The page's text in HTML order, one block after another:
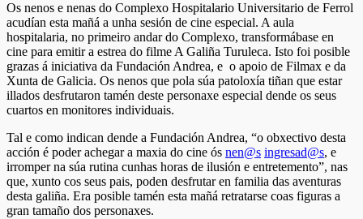
Os nenos e nenas do Complexo Hospitalario Universitario de Ferrol
acudían esta mañá a unha sesión de cine especial. A aula
hospitalaria, no primeiro andar do Complexo, transformábase en
cine para emitir a estrea do filme A Galiña Turuleca. Isto foi posible
grazas á iniciativa da Fundación Andrea, e o apoio de Filmax e da
Xunta de Galicia. Os nenos que pola súa patoloxía tiñan que estar
illados desfrutaron tamén deste personaxe especial dende os seus
cuartos en monitores individuais.
Tal e como indican dende a Fundación Andrea, “o obxectivo desta
acción é poder achegar a maxia do cine ós nen@s ingresad@s, e
irromper na súa rutina cunhas horas de ilusión e entretemento”, nas
que, xunto cos seus pais, poden desfrutar en familia das aventuras
desta galiña. Era posible tamén esta mañá retratarse coas figuras a
gran tamaño dos personaxes.